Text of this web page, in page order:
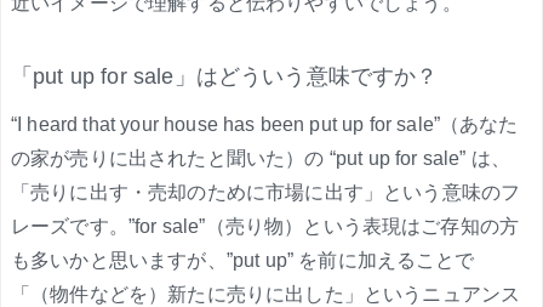
「put up for sale」はどういう意味ですか？
“I heard that your house has been put up for sale”（あなた
の家が売りに出されたと聞いた）の “put up for sale” は、
「売りに出す・売却のために市場に出す」という意味のフ
レーズです。”for sale”（売り物）という表現はご存知の方
も多いかと思いますが、”put up” を前に加えることで
「（物件などを）新たに売りに出した」というニュアンス